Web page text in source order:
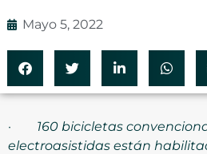
Mayo 5, 2022
· 160 bicicletas
electroasistidas están